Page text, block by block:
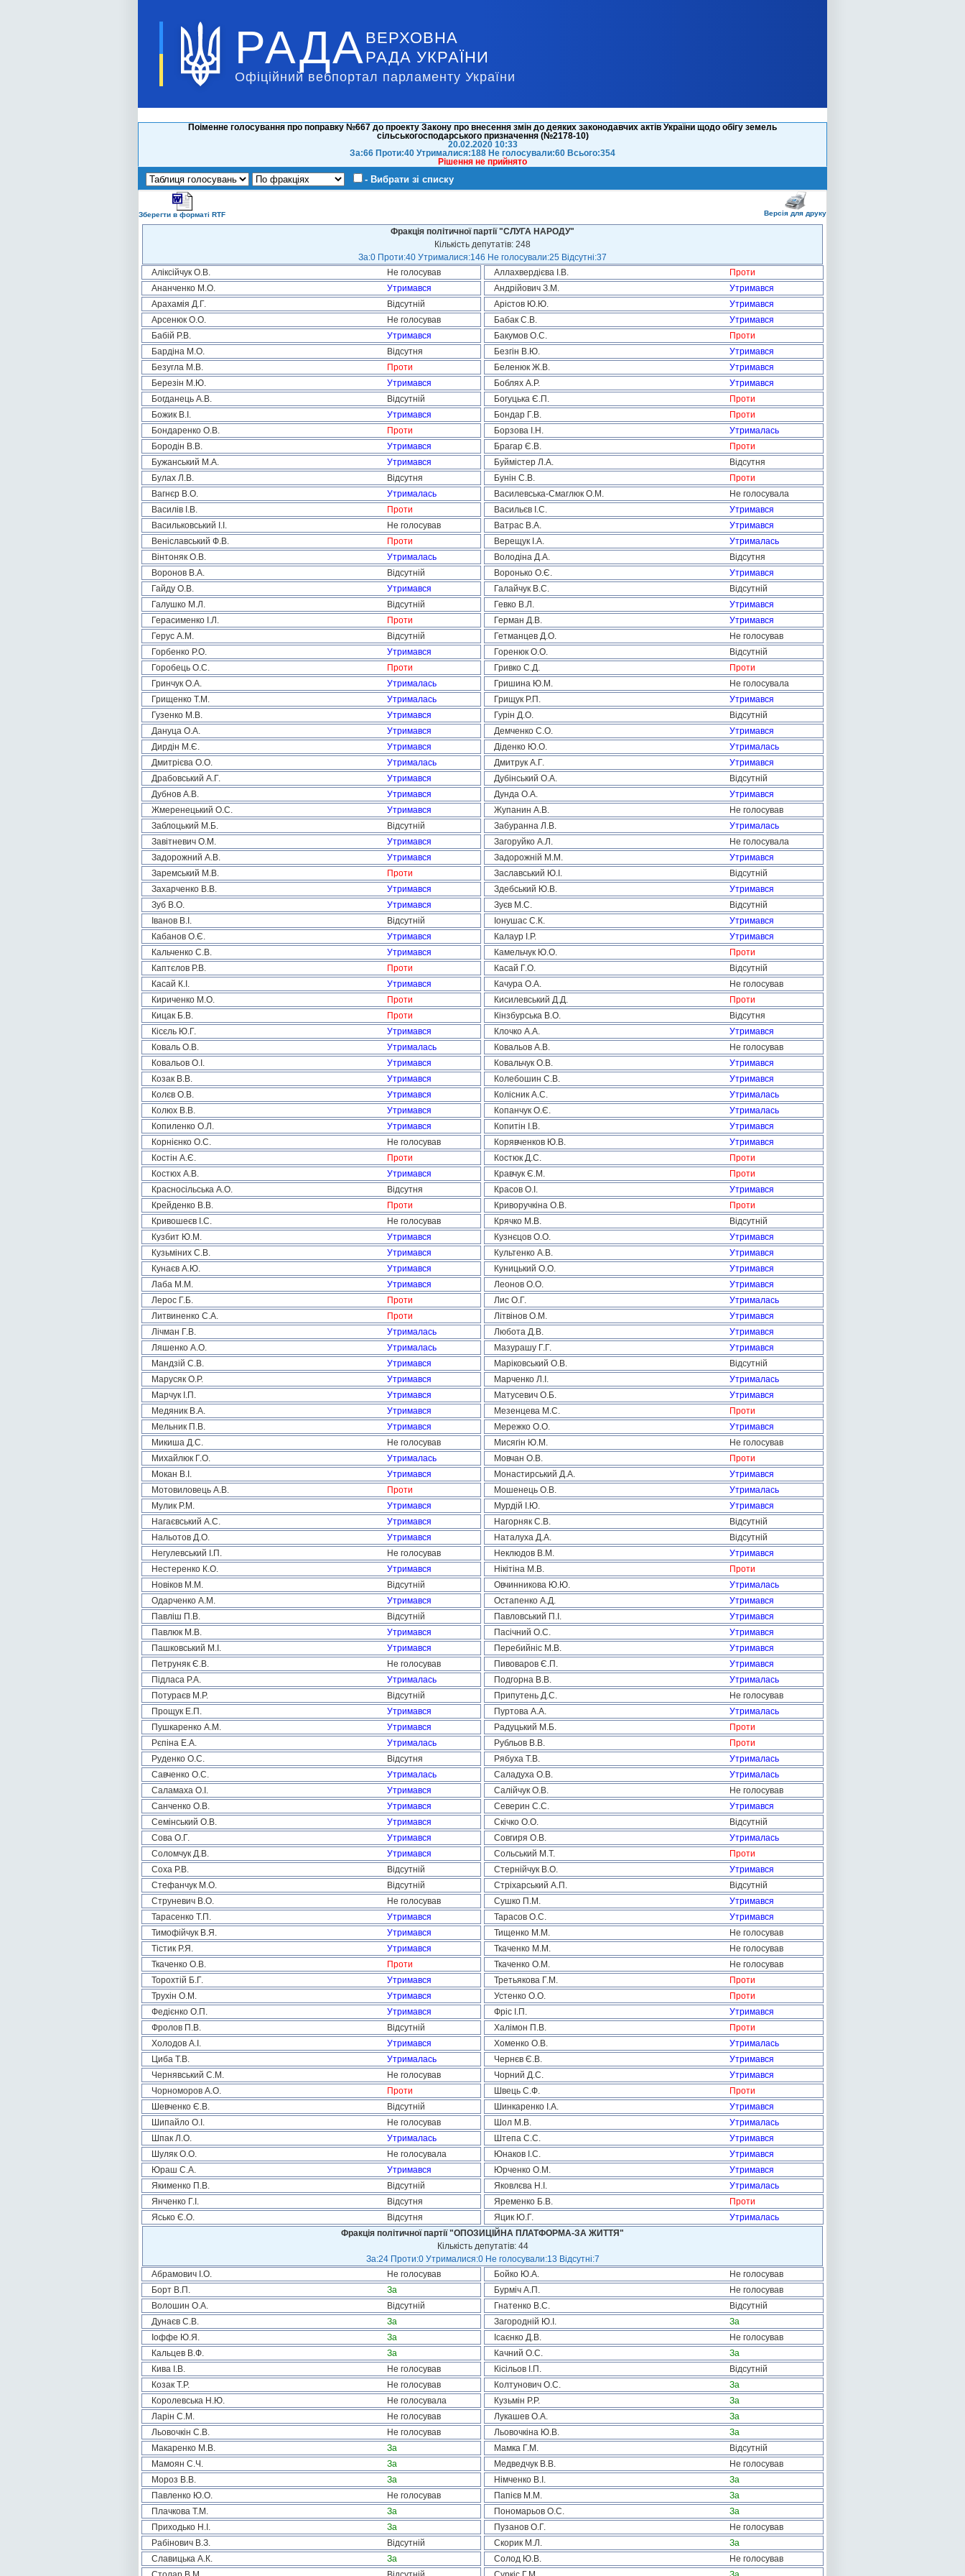
РАДА ВЕРХОВНА
РАДА УКРАЇНИ
Офіційний вебпортал парламенту України
Поіменне голосування про поправку №667 до проекту Закону про внесення змін до деяких законодавчих актів України щодо обігу земель
сільськогосподарського призначення (№2178-10)
20.02.2020 10:33
За:66 Проти:40 Утрималися:188 Не голосували:60 Всього:354
Рішення не прийнято
- Вибрати зі списку
Зберегти в форматі RTF Версія для друку
Фракція політичної партії "СЛУГА НАРОДУ"
Кількість депутатів: 248
За:0 Проти:40 Утрималися:146 Не голосували:25 Відсутні:37
Аліксійчук О.В.
Не голосував Аллахвердієва І.В.
Проти
Ананченко М.О.
Утримався Андрійович З.М.
Утримався
Арахамія Д.Г.
Відсутній Арістов Ю.Ю.
Утримався
Арсенюк О.О.
Не голосував Бабак С.В.
Утримався
Бабій Р.В.
Утримався Бакумов О.С.
Проти
Бардіна М.О.
Відсутня Безгін В.Ю.
Утримався
Безугла М.В.
Проти Беленюк Ж.В.
Утримався
Березін М.Ю.
Утримався Боблях А.Р.
Утримався
Богданець А.В.
Відсутній Богуцька Є.П.
Проти
Божик В.І.
Утримався Бондар Г.В.
Проти
Бондаренко О.В.
Проти Борзова І.Н.
Утрималась
Бородін В.В.
Утримався Брагар Є.В.
Проти
Бужанський М.А.
Утримався Буймістер Л.А.
Відсутня
Булах Л.В.
Відсутня Бунін С.В.
Проти
Вагнєр В.О.
Утрималась Василевська-Смаглюк О.М.
Не голосувала
Василів І.В.
Проти Васильєв І.С.
Утримався
Васильковський І.І.
Не голосував Ватрас В.А.
Утримався
Веніславський Ф.В.
Проти Верещук І.А.
Утрималась
Вінтоняк О.В.
Утрималась Володіна Д.А.
Відсутня
Воронов В.А.
Відсутній Воронько О.Є.
Утримався
Гайду О.В.
Утримався Галайчук В.С.
Відсутній
Галушко М.Л.
Відсутній Гевко В.Л.
Утримався
Герасименко І.Л.
Проти Герман Д.В.
Утримався
Герус А.М.
Відсутній Гетманцев Д.О.
Не голосував
Горбенко Р.О.
Утримався Горенюк О.О.
Відсутній
Горобець О.С.
Проти Гривко С.Д.
Проти
Гринчук О.А.
Утрималась Гришина Ю.М.
Не голосувала
Грищенко Т.М.
Утрималась Грищук Р.П.
Утримався
Гузенко М.В.
Утримався Гурін Д.О.
Відсутній
Дануца О.А.
Утримався Демченко С.О.
Утримався
Дирдін М.Є.
Утримався Діденко Ю.О.
Утрималась
Дмитрієва О.О.
Утрималась Дмитрук А.Г.
Утримався
Драбовський А.Г.
Утримався Дубінський О.А.
Відсутній
Дубнов А.В.
Утримався Дунда О.А.
Утримався
Жмеренецький О.С.
Утримався Жупанин А.В.
Не голосував
Заблоцький М.Б.
Відсутній Забуранна Л.В.
Утрималась
Завітневич О.М.
Утримався Загоруйко А.Л.
Не голосувала
Задорожний А.В.
Утримався Задорожній М.М.
Утримався
Заремський М.В.
Проти Заславський Ю.І.
Відсутній
Захарченко В.В.
Утримався Здебський Ю.В.
Утримався
Зуб В.О.
Утримався Зуєв М.С.
Відсутній
Іванов В.І.
Відсутній Іонушас С.К.
Утримався
Кабанов О.Є.
Утримався Калаур І.Р.
Утримався
Кальченко С.В.
Утримався Камельчук Ю.О.
Проти
Каптєлов Р.В.
Проти Касай Г.О.
Відсутній
Касай К.І.
Утримався Качура О.А.
Не голосував
Кириченко М.О.
Проти Кисилевський Д.Д.
Проти
Кицак Б.В.
Проти Кінзбурська В.О.
Відсутня
Кісєль Ю.Г.
Утримався Клочко А.А.
Утримався
Коваль О.В.
Утрималась Ковальов А.В.
Не голосував
Ковальов О.І.
Утримався Ковальчук О.В.
Утримався
Козак В.В.
Утримався Колебошин С.В.
Утримався
Колєв О.В.
Утримався Колісник А.С.
Утрималась
Колюх В.В.
Утримався Копанчук О.Є.
Утрималась
Копиленко О.Л.
Утримався Копитін І.В.
Утримався
Корнієнко О.С.
Не голосував Корявченков Ю.В.
Утримався
Костін А.Є.
Проти Костюк Д.С.
Проти
Костюх А.В.
Утримався Кравчук Є.М.
Проти
Красносільська А.О.
Відсутня Красов О.І.
Утримався
Крейденко В.В.
Проти Криворучкіна О.В.
Проти
Кривошеєв І.С.
Не голосував Крячко М.В.
Відсутній
Кузбит Ю.М.
Утримався Кузнєцов О.О.
Утримався
Кузьміних С.В.
Утримався Культенко А.В.
Утримався
Кунаєв А.Ю.
Утримався Куницький О.О.
Утримався
Лаба М.М.
Утримався Леонов О.О.
Утримався
Лерос Г.Б.
Проти Лис О.Г.
Утрималась
Литвиненко С.А.
Проти Літвінов О.М.
Утримався
Лічман Г.В.
Утрималась Любота Д.В.
Утримався
Ляшенко А.О.
Утрималась Мазурашу Г.Г.
Утримався
Мандзій С.В.
Утримався Маріковський О.В.
Відсутній
Марусяк О.Р.
Утримався Марченко Л.І.
Утрималась
Марчук І.П.
Утримався Матусевич О.Б.
Утримався
Медяник В.А.
Утримався Мезенцева М.С.
Проти
Мельник П.В.
Утримався Мережко О.О.
Утримався
Микиша Д.С.
Не голосував Мисягін Ю.М.
Не голосував
Михайлюк Г.О.
Утрималась Мовчан О.В.
Проти
Мокан В.І.
Утримався Монастирський Д.А.
Утримався
Мотовиловець А.В.
Проти Мошенець О.В.
Утрималась
Мулик Р.М.
Утримався Мурдій І.Ю.
Утримався
Нагаєвський А.С.
Утримався Нагорняк С.В.
Відсутній
Нальотов Д.О.
Утримався Наталуха Д.А.
Відсутній
Негулевський І.П.
Не голосував Неклюдов В.М.
Утримався
Нестеренко К.О.
Утримався Нікітіна М.В.
Проти
Новіков М.М.
Відсутній Овчинникова Ю.Ю.
Утрималась
Одарченко А.М.
Утримався Остапенко А.Д.
Утримався
Павліш П.В.
Відсутній Павловський П.І.
Утримався
Павлюк М.В.
Утримався Пасічний О.С.
Утримався
Пашковський М.І.
Утримався Перебийніс М.В.
Утримався
Петруняк Є.В.
Не голосував Пивоваров Є.П.
Утримався
Підласа Р.А.
Утрималась Подгорна В.В.
Утрималась
Потураєв М.Р.
Відсутній Припутень Д.С.
Не голосував
Прощук Е.П.
Утримався Пуртова А.А.
Утрималась
Пушкаренко А.М.
Утримався Радуцький М.Б.
Проти
Рєпіна Е.А.
Утрималась Рубльов В.В.
Проти
Руденко О.С.
Відсутня Рябуха Т.В.
Утрималась
Савченко О.С.
Утрималась Саладуха О.В.
Утрималась
Саламаха О.І.
Утримався Салійчук О.В.
Не голосував
Санченко О.В.
Утримався Северин С.С.
Утримався
Семінський О.В.
Утримався Скічко О.О.
Відсутній
Сова О.Г.
Утримався Совгиря О.В.
Утрималась
Соломчук Д.В.
Утримався Сольський М.Т.
Проти
Соха Р.В.
Відсутній Стернійчук В.О.
Утримався
Стефанчук М.О.
Відсутній Стріхарський А.П.
Відсутній
Струневич В.О.
Не голосував Сушко П.М.
Утримався
Тарасенко Т.П.
Утримався Тарасов О.С.
Утримався
Тимофійчук В.Я.
Утримався Тищенко М.М.
Не голосував
Тістик Р.Я.
Утримався Ткаченко М.М.
Не голосував
Ткаченко О.В.
Проти Ткаченко О.М.
Не голосував
Торохтій Б.Г.
Утримався Третьякова Г.М.
Проти
Трухін О.М.
Утримався Устенко О.О.
Проти
Федієнко О.П.
Утримався Фріс І.П.
Утримався
Фролов П.В.
Відсутній Халімон П.В.
Проти
Холодов А.І.
Утримався Хоменко О.В.
Утрималась
Циба Т.В.
Утрималась Чернєв Є.В.
Утримався
Чернявський С.М.
Не голосував Чорний Д.С.
Утримався
Чорноморов А.О.
Проти Швець С.Ф.
Проти
Шевченко Є.В.
Відсутній Шинкаренко І.А.
Утримався
Шипайло О.І.
Не голосував Шол М.В.
Утрималась
Шпак Л.О.
Утрималась Штепа С.С.
Утримався
Шуляк О.О.
Не голосувала Юнаков І.С.
Утримався
Юраш С.А.
Утримався Юрченко О.М.
Утримався
Якименко П.В.
Відсутній Яковлєва Н.І.
Утрималась
Янченко Г.І.
Відсутня Яременко Б.В.
Проти
Ясько Є.О.
Відсутня Яцик Ю.Г.
Утрималась
Фракція політичної партії "ОПОЗИЦІЙНА ПЛАТФОРМА-ЗА ЖИТТЯ"
Кількість депутатів: 44
За:24 Проти:0 Утрималися:0 Не голосували:13 Відсутні:7
Абрамович І.О.
Не голосував Бойко Ю.А.
Не голосував
Борт В.П.
За Бурміч А.П.
Не голосував
Волошин О.А.
Відсутній Гнатенко В.С.
Відсутній
Дунаєв С.В.
За Загородній Ю.І.
За
Іоффе Ю.Я.
За Ісаєнко Д.В.
Не голосував
Кальцев В.Ф.
За Качний О.С.
За
Кива І.В.
Не голосував Кісільов І.П.
Відсутній
Козак Т.Р.
Не голосував Колтунович О.С.
За
Королевська Н.Ю.
Не голосувала Кузьмін Р.Р.
За
Ларін С.М.
Не голосував Лукашев О.А.
За
Льовочкін С.В.
Не голосував Льовочкіна Ю.В.
За
Макаренко М.В.
За Мамка Г.М.
Відсутній
Мамоян С.Ч.
За Медведчук В.В.
Не голосував
Мороз В.В.
За Німченко В.І.
За
Павленко Ю.О.
Не голосував Папієв М.М.
За
Плачкова Т.М.
За Пономарьов О.С.
За
Приходько Н.І.
За Пузанов О.Г.
Не голосував
Рабінович В.З.
Відсутній Скорик М.Л.
За
Славицька А.К.
За Солод Ю.В.
Не голосував